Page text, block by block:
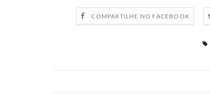
COMPARTILHE NO FACEBOOK